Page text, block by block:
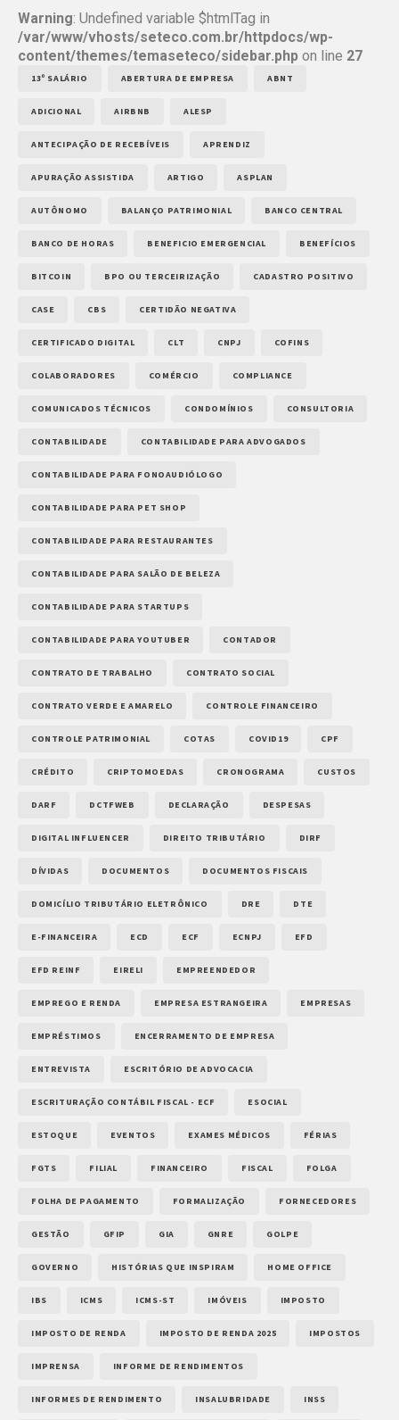
Warning: Undefined variable $htmlTag in
/var/www/vhosts/seteco.com.br/httpdocs/wp-
content/themes/temaseteco/sidebar.php on line 27
13º SALÁRIO ABERTURA DE EMPRESA ABNT
ADICIONAL AIRBNB ALESP
ANTECIPAÇÃO DE RECEBÍVEIS APRENDIZ
APURAÇÃO ASSISTIDA ARTIGO ASPLAN
AUTÔNOMO BALANÇO PATRIMONIAL BANCO CENTRAL
BANCO DE HORAS BENEFICIO EMERGENCIAL BENEFÍCIOS
BITCOIN BPO OU TERCEIRIZAÇÃO CADASTRO POSITIVO
CASE CBS CERTIDÃO NEGATIVA
CERTIFICADO DIGITAL CLT CNPJ COFINS
COLABORADORES COMÉRCIO COMPLIANCE
COMUNICADOS TÉCNICOS CONDOMÍNIOS CONSULTORIA
CONTABILIDADE CONTABILIDADE PARA ADVOGADOS
CONTABILIDADE PARA FONOAUDIÓLOGO
CONTABILIDADE PARA PET SHOP
CONTABILIDADE PARA RESTAURANTES
CONTABILIDADE PARA SALÃO DE BELEZA
CONTABILIDADE PARA STARTUPS
CONTABILIDADE PARA YOUTUBER CONTADOR
CONTRATO DE TRABALHO CONTRATO SOCIAL
CONTRATO VERDE E AMARELO CONTROLE FINANCEIRO
CONTROLE PATRIMONIAL COTAS COVID19 CPF
CRÉDITO CRIPTOMOEDAS CRONOGRAMA CUSTOS
DARF DCTFWEB DECLARAÇÃO DESPESAS
DIGITAL INFLUENCER DIREITO TRIBUTÁRIO DIRF
DÍVIDAS DOCUMENTOS DOCUMENTOS FISCAIS
DOMICÍLIO TRIBUTÁRIO ELETRÔNICO DRE DTE
E-FINANCEIRA ECD ECF ECNPJ EFD
EFD REINF EIRELI EMPREENDEDOR
EMPREGO E RENDA EMPRESA ESTRANGEIRA EMPRESAS
EMPRÉSTIMOS ENCERRAMENTO DE EMPRESA
ENTREVISTA ESCRITÓRIO DE ADVOCACIA
ESCRITURAÇÃO CONTÁBIL FISCAL - ECF ESOCIAL
ESTOQUE EVENTOS EXAMES MÉDICOS FÉRIAS
FGTS FILIAL FINANCEIRO FISCAL FOLGA
FOLHA DE PAGAMENTO FORMALIZAÇÃO FORNECEDORES
GESTÃO GFIP GIA GNRE GOLPE
GOVERNO HISTÓRIAS QUE INSPIRAM HOME OFFICE
IBS ICMS ICMS-ST IMÓVEIS IMPOSTO
IMPOSTO DE RENDA IMPOSTO DE RENDA 2025 IMPOSTOS
IMPRENSA INFORME DE RENDIMENTOS
INFORMES DE RENDIMENTO INSALUBRIDADE INSS